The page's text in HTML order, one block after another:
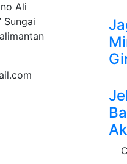
Ali
Sungai